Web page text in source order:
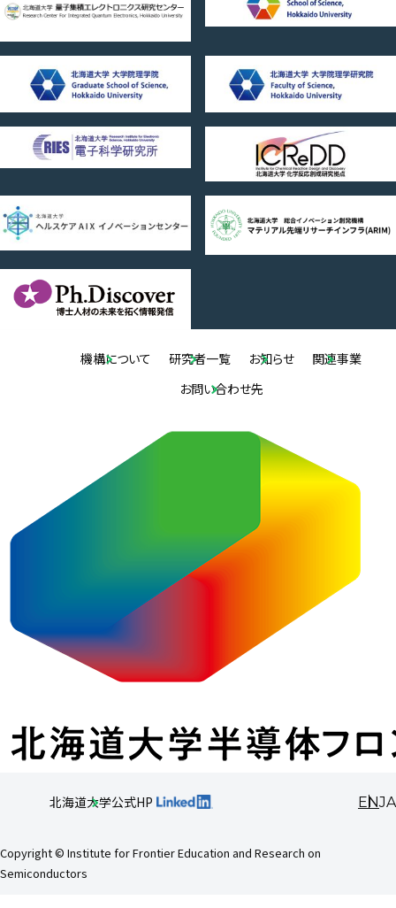
機構について 研究者一覧 お知らせ
関連事業
お問い合わせ先
Copyright © Institute for Frontier Education and Research on
Semiconductors
北海道大学公式HP ENJA